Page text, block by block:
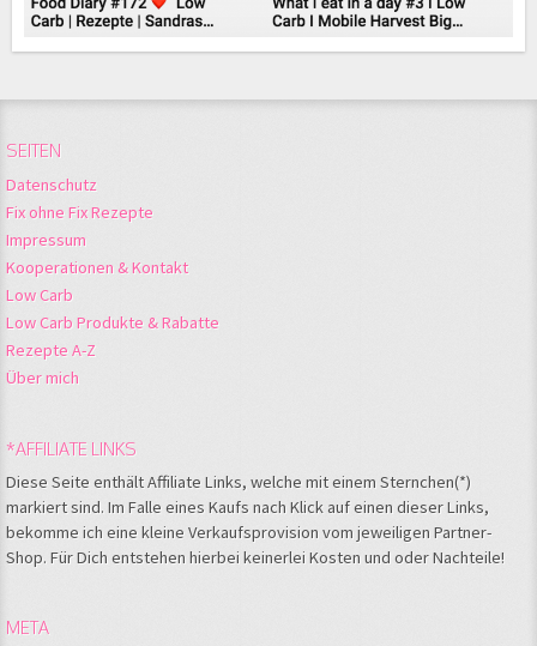
SEITEN
Datenschutz
Fix ohne Fix Rezepte
Impressum
Kooperationen & Kontakt
Low Carb
Low Carb Produkte & Rabatte
Rezepte A-Z
Über mich
*AFFILIATE LINKS
Diese Seite enthält Affiliate Links, welche mit einem Sternchen(*)
markiert sind. Im Falle eines Kaufs nach Klick auf einen dieser Links,
bekomme ich eine kleine Verkaufsprovision vom jeweiligen Partner-
Shop. Für Dich entstehen hierbei keinerlei Kosten und oder Nachteile!
META